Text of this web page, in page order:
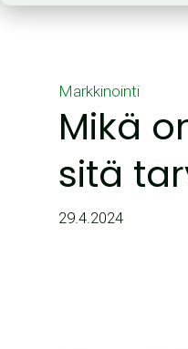
Markkinointi
Mikä
sitä
29.4.2024